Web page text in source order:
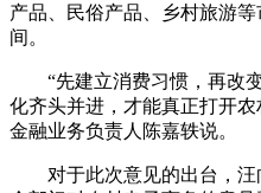
产品、民俗产品、乡村旅游
间。
“先建立消费习惯，再改变
化齐头并进，才能真正打开
金融业务负责人陈嘉轶说。
对于此次意见的出台，汪